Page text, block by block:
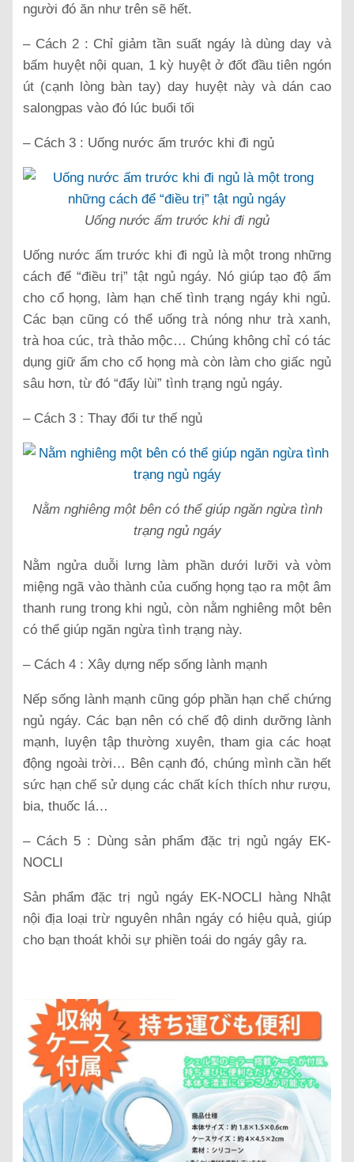
người đó ăn như trên sẽ hết.
– Cách 2 : Chỉ giảm tần suất ngáy là dùng day và
bấm huyệt nội quan, 1 kỳ huyệt ở đốt đầu tiên ngón
út (cạnh lòng bàn tay) day huyệt này và dán cao
salongpas vào đó lúc buổi tối
– Cách 3 : Uống nước ấm trước khi đi ngủ
Uống nước ấm trước khi đi ngủ
Uống nước ấm trước khi đi ngủ là một trong những
cách để “điều trị” tật ngủ ngáy. Nó giúp tạo độ ẩm
cho cổ họng, làm hạn chế tình trạng ngáy khi ngủ.
Các bạn cũng có thể uống trà nóng như trà xanh,
trà hoa cúc, trà thảo mộc… Chúng không chỉ có tác
dụng giữ ẩm cho cổ họng mà còn làm cho giấc ngủ
sâu hơn, từ đó “đẩy lùi” tình trạng ngủ ngáy.
– Cách 3 : Thay đổi tư thế ngủ
Nằm nghiêng một bên có thể giúp ngăn ngừa tình
trạng ngủ ngáy
Nằm ngửa duỗi lưng làm phần dưới lưỡi và vòm
miệng ngã vào thành của cuống họng tạo ra một âm
thanh rung trong khi ngủ, còn nằm nghiêng một bên
có thể giúp ngăn ngừa tình trạng này.
– Cách 4 : Xây dựng nếp sống lành mạnh
Nếp sống lành mạnh cũng góp phần hạn chế chứng
ngủ ngáy. Các bạn nên có chế độ dinh dưỡng lành
mạnh, luyện tập thường xuyên, tham gia các hoạt
động ngoài trời… Bên cạnh đó, chúng mình cần hết
sức hạn chế sử dụng các chất kích thích như rượu,
bia, thuốc lá…
– Cách 5 : Dùng sản phẩm đặc trị ngủ ngáy EK-
NOCLI
Sản phẩm đặc trị ngủ ngáy EK-NOCLI hàng Nhật
nội địa loại trừ nguyên nhân ngáy có hiệu quả, giúp
cho bạn thoát khỏi sự phiền toái do ngáy gây ra.